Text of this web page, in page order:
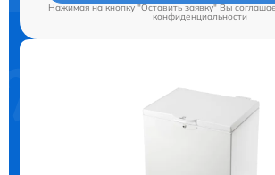
Нажимая на кнопку "Оставить заявку" Вы
конфиденциальности